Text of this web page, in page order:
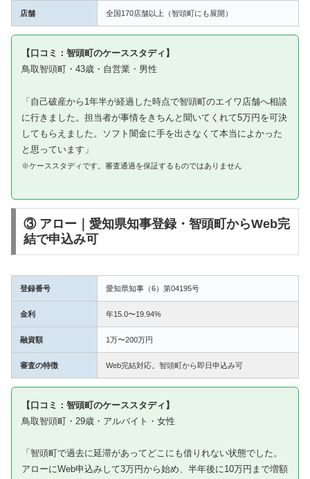
店舗 全国170店舗以上（智頭町にも展開）
【口コミ：智頭町のケーススタディ】
鳥取智頭町・43歳・自営業・男性
「自己破産から1年半が経過した時点で智頭町のエイワ店舗へ相談
に行きました。担当者が事情をきちんと聞いてくれて5万円を可決
してもらえました。ソフト闇金に手を出さなくて本当によかった
と思っています」
※ケーススタディです。審査通過を保証するものではありません
③ アロー｜愛知県知事登録・智頭町からWeb完
結で申込み可
登録番号 愛知県知事（6）第04195号
金利 年15.0〜19.94%
融資額 1万〜200万円
審査の特徴 Web完結対応。智頭町から即日申込み可
【口コミ：智頭町のケーススタディ】
鳥取智頭町・29歳・アルバイト・女性
「智頭町で過去に延滞があってどこにも借りれない状態でした。
アローにWeb申込みして3万円から始め、半年後に10万円まで増額